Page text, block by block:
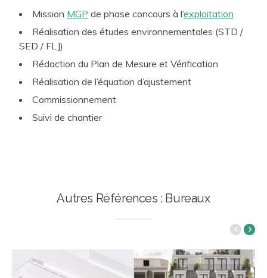
Mission MGP de phase concours à l’exploitation
Réalisation des études environnementales (STD /
SED / FLJ)
Rédaction du Plan de Mesure et Vérification
Réalisation de l’équation d’ajustement
Commissionnement
Suivi de chantier
Autres Références : Bureaux